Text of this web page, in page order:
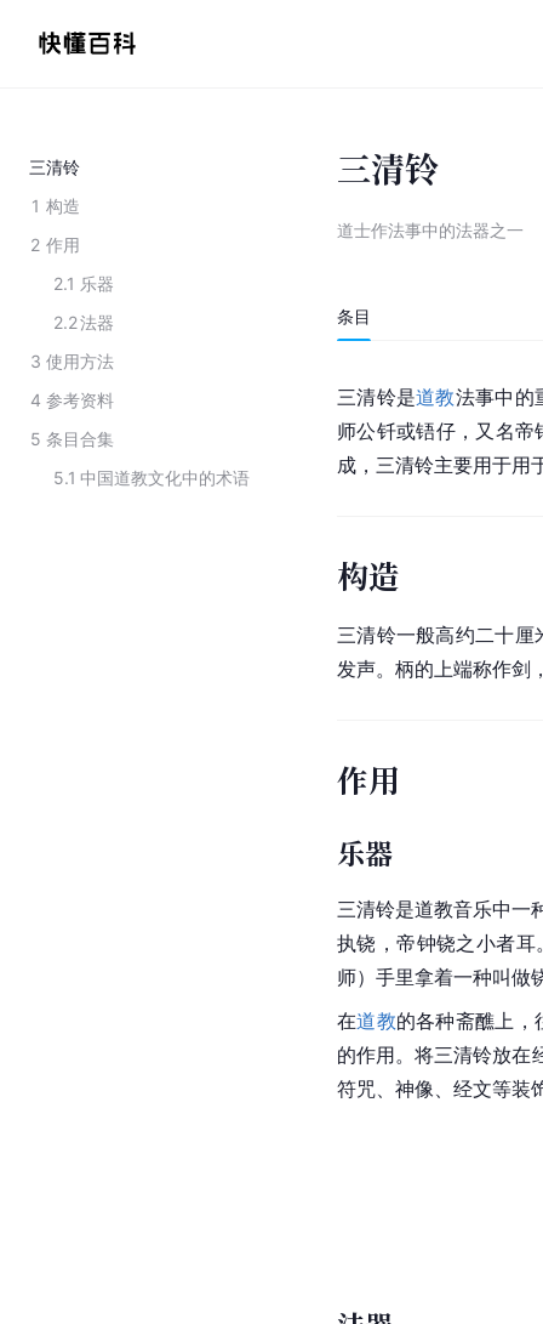
三清铃
1 构造
2 作用
2.1 乐器
2.2法器
3 使用方法
4 参考资料
5 条目合集
5.1 中国道教文化中的术语
三清铃
道士作法事中的法器之一
条目
三清铃是道教法事中的
师公钎或铻仔，又名
成，三清铃主要用于用
构造
三清铃一般高约二十
发声。柄的上端称作剑
作用
乐器
三清铃是道教音乐中一
执铙，帝钟铙之小者耳
师）手里拿着一种叫做
在道教的各种斋醮上，
的作用。将三清铃放在
符咒、神像、经文等装